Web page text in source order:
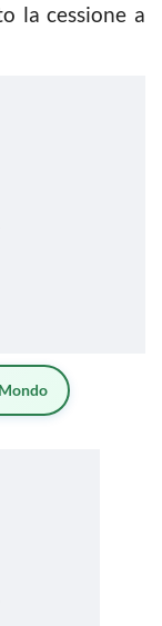
la cessione a
Mondo